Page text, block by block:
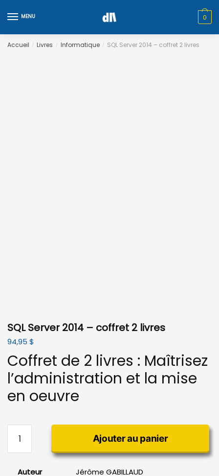
to
to
MENU 0
Accueil / Livres / Informatique / SQL Server 2014 – coffret 2 livres
SQL Server 2014 – coffret 2 livres
94,95 $
Coffret de 2 livres : Maîtrisez
l’administration et la mise
en oeuvre
SQL
Ajouter au panier
Auteur
Jérôme GABILLAUD